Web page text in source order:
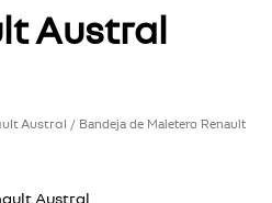
Austral
Austral / Bandeja de Maletero Renault